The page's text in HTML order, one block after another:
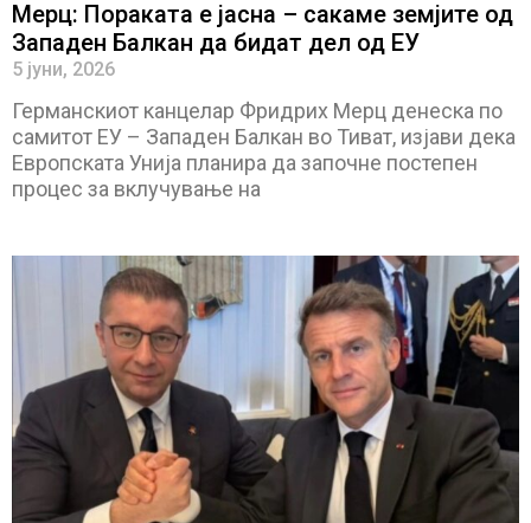
Мерц: Пораката е јасна – сакаме земјите од
Западен Балкан да бидат дел од ЕУ
5 јуни, 2026
Германскиот канцелар Фридрих Мерц денеска по
самитот ЕУ – Западен Балкан во Тиват, изјави дека
Европската Унија планира да започне постепен
процес за вклучување на